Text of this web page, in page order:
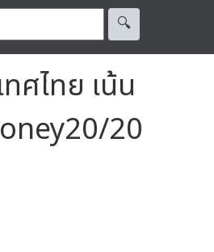
🔍︎
ศไทย เน้น
20